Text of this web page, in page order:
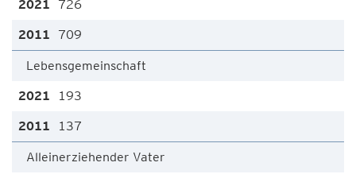
726
709
Lebensgemeinschaft
193
137
Alleinerziehender Vater